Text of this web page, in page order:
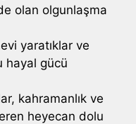
olan olgunlaşma
yaratıklar ve
hayal gücü
kahramanlık ve
heyecan dolu